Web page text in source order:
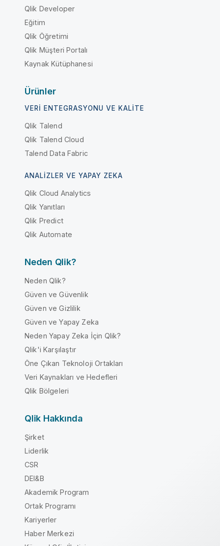
Qlik Developer
Eğitim
Qlik Öğretimi
Qlik Müşteri Portalı
Kaynak Kütüphanesi
Ürünler
VERI ENTEGRASYONU VE KALITE
Qlik Talend
Qlik Talend Cloud
Talend Data Fabric
ANALIZLER VE YAPAY ZEKA
Qlik Cloud Analytics
Qlik Yanıtları
Qlik Predict
Qlik Automate
Neden Qlik?
Neden Qlik?
Güven ve Güvenlik
Güven ve Gizlilik
Güven ve Yapay Zeka
Neden Yapay Zeka İçin Qlik?
Qlik'i Karşılaştır
Öne Çıkan Teknoloji Ortakları
Veri Kaynakları ve Hedefleri
Qlik Bölgeleri
Qlik Hakkında
Şirket
Liderlik
CSR
DEI&B
Akademik Program
Ortak Programı
Kariyerler
Haber Merkezi